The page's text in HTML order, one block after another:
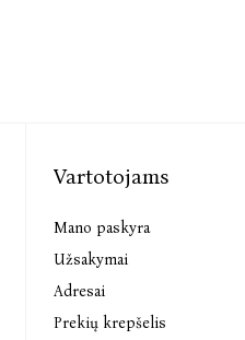
Vartotojams
Mano paskyra
Užsakymai
Adresai
Prekių krepšelis